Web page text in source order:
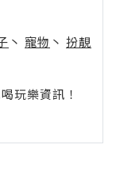
丶 寵物 丶 扮靚
玩樂資訊！